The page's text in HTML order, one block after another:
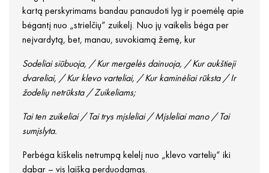
kartą perskyrimams bandau panaudoti lyg ir poemėlę apie
bėgantį nuo „strielčių“ zuikelį. Nuo jų vaikelis bėga per
neįvardytą, bet, manau, suvokiamą žemę, kur
Sodeliai siūbuoja, / Kur mergelės dainuoja, / Kur aukštieji
dvareliai, / Kur klevo varteliai, / Kur kaminėliai rūksta / Ir
žodelių netrūksta / Zuikeliams;
Tai ten zuikeliai / Tai trys mįsleliai / Mįsleliai mano / Tai
sumįslyta.
Perbėga kiškelis netrumpą kelelį nuo „klevo vartelių“ iki
dabar – vis laišką perduodamas.